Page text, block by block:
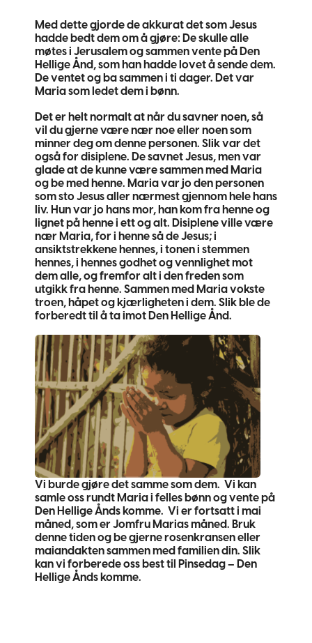
Med dette gjorde de akkurat det som Jesus
hadde bedt dem om å gjøre: De skulle alle
møtes i Jerusalem og sammen vente på Den
Hellige Ånd, som han hadde lovet å sende dem.
De ventet og ba sammen i ti dager. Det var
Maria som ledet dem i bønn.
Det er helt normalt at når du savner noen, så
vil du gjerne være nær noe eller noen som
minner deg om denne personen. Slik var det
også for disiplene. De savnet Jesus, men var
glade at de kunne være sammen med Maria
og be med henne. Maria var jo den personen
som sto Jesus aller nærmest gjennom hele hans
liv. Hun var jo hans mor, han kom fra henne og
lignet på henne i ett og alt. Disiplene ville være
nær Maria, for i henne så de Jesus; i
ansiktstrekkene hennes, i tonen i stemmen
hennes, i hennes godhet og vennlighet mot
dem alle, og fremfor alt i den freden som
utgikk fra henne. Sammen med Maria vokste
troen, håpet og kjærligheten i dem. Slik ble de
forberedt til å ta imot Den Hellige Ånd.
Vi burde gjøre det samme som dem. Vi kan
samle oss rundt Maria i felles bønn og vente på
Den Hellige Ånds komme. Vi er fortsatt i mai
måned, som er Jomfru Marias måned. Bruk
denne tiden og be gjerne rosenkransen eller
maiandakten sammen med familien din. Slik
kan vi forberede oss best til Pinsedag – Den
Hellige Ånds komme.